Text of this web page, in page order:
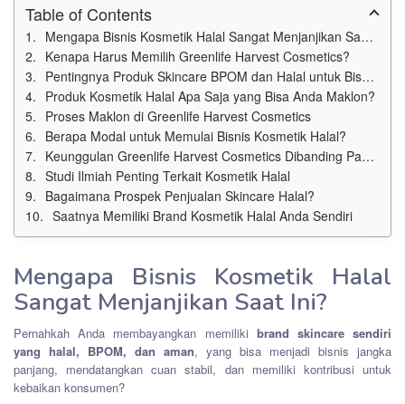
Table of Contents
Mengapa Bisnis Kosmetik Halal Sangat Menjanjikan Saat Ini?
Kenapa Harus Memilih Greenlife Harvest Cosmetics?
Pentingnya Produk Skincare BPOM dan Halal untuk Bisnis Anda
Produk Kosmetik Halal Apa Saja yang Bisa Anda Maklon?
Proses Maklon di Greenlife Harvest Cosmetics
Berapa Modal untuk Memulai Bisnis Kosmetik Halal?
Keunggulan Greenlife Harvest Cosmetics Dibanding Pabrik Kosmetik Lain
Studi Ilmiah Penting Terkait Kosmetik Halal
Bagaimana Prospek Penjualan Skincare Halal?
Saatnya Memiliki Brand Kosmetik Halal Anda Sendiri
Mengapa Bisnis Kosmetik Halal
Sangat Menjanjikan Saat Ini?
Pernahkah Anda membayangkan memiliki brand skincare sendiri
yang halal, BPOM, dan aman, yang bisa menjadi bisnis jangka
panjang, mendatangkan cuan stabil, dan memiliki kontribusi untuk
kebaikan konsumen?